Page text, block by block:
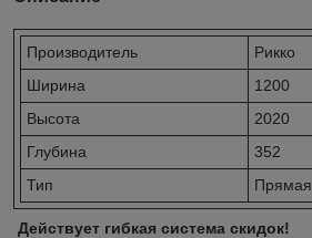
Производитель
Рикко
Ширина
1200
Высота
2020
Глубина
352
Тип
Прямая
Действует гибкая система скидок!